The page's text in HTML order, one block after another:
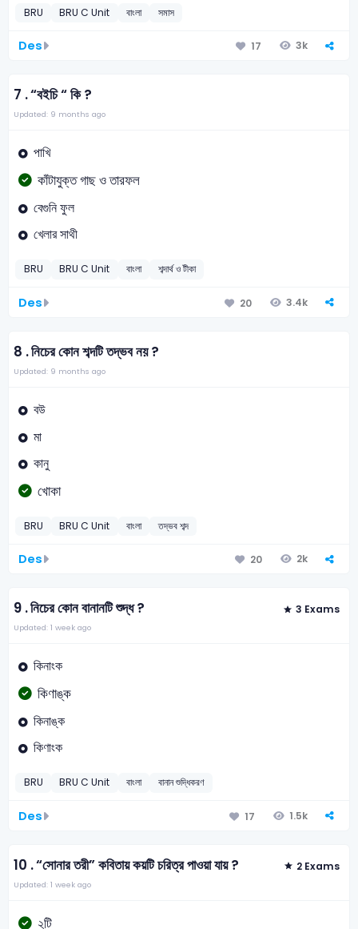
BRU BRU C Unit বাংলা সমাস
Des 17 3k
7 .“বইচি “ কি ?
Updated: 9 months ago
পাখি
কাঁটাযুক্ত গাছ ও তারফল
বেগুনি ফুল
খেলার সাথী
BRU BRU C Unit বাংলা শব্দার্থ ও টীকা
Des 20 3.4k
8 .নিচের কোন শব্দটি তদ্ভব নয় ?
Updated: 9 months ago
বউ
মা
কানু
খোকা
BRU BRU C Unit বাংলা তদ্ভব শব্দ
Des 20 2k
9 .নিচের কোন বানানটি শুদ্ধ ? 3 Exams
Updated: 1 week ago
কিনাংক
কিণাঙ্ক
কিনাঙ্ক
কিণাংক
BRU BRU C Unit বাংলা বানান শুদ্ধিকরণ
Des 17 1.5k
10 .“সোনার তরী” কবিতায় কয়টি চরিত্র পাওয়া যায় ? 2 Exams
Updated: 1 week ago
২টি